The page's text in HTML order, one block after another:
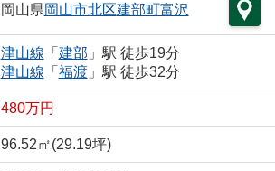
岡山県岡山市北区建部町富沢
津山線 「 建部 」駅 徒歩19分
津山線 「 福渡」駅 徒歩32分
480万円
96.52㎡(29.19坪)